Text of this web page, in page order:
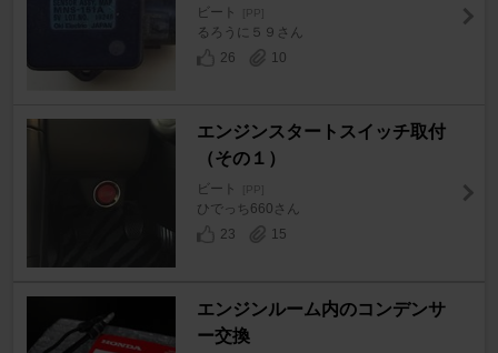
ビート [PP]
るろうに５９さん
26
10
エンジンスタートスイッチ取付
（その１）
ビート [PP]
ひでっち660さん
23
15
エンジンルーム内のコンデンサ
ー交換